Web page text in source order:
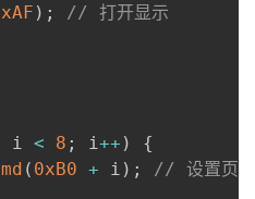
) ;
// 打开显示
i < 8 ; i++ )
{
( 0xB0 + i ) ; // 设置页